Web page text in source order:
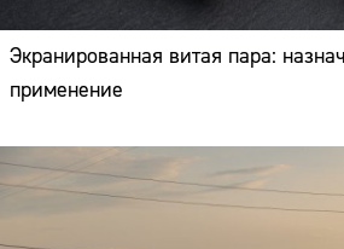
Экранированная витая пара:
применение